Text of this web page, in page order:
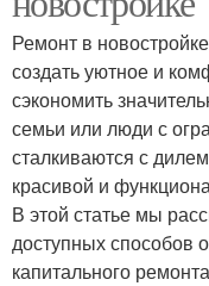
Интерьер с
серебристыми
акцентами
Творческие
Ремонт в
создать уютное и
сэкономить
семьи или люди с
сталкиваются с
красивой и
В этой статье мы
доступных способов
капитального